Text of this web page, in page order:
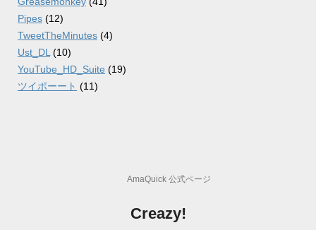
Pipes (12)
TweetTheMinutes (4)
Ust_DL (10)
YouTube_HD_Suite (19)
ツイポーート (11)
AmaQuick 公式ページ
Creazy!